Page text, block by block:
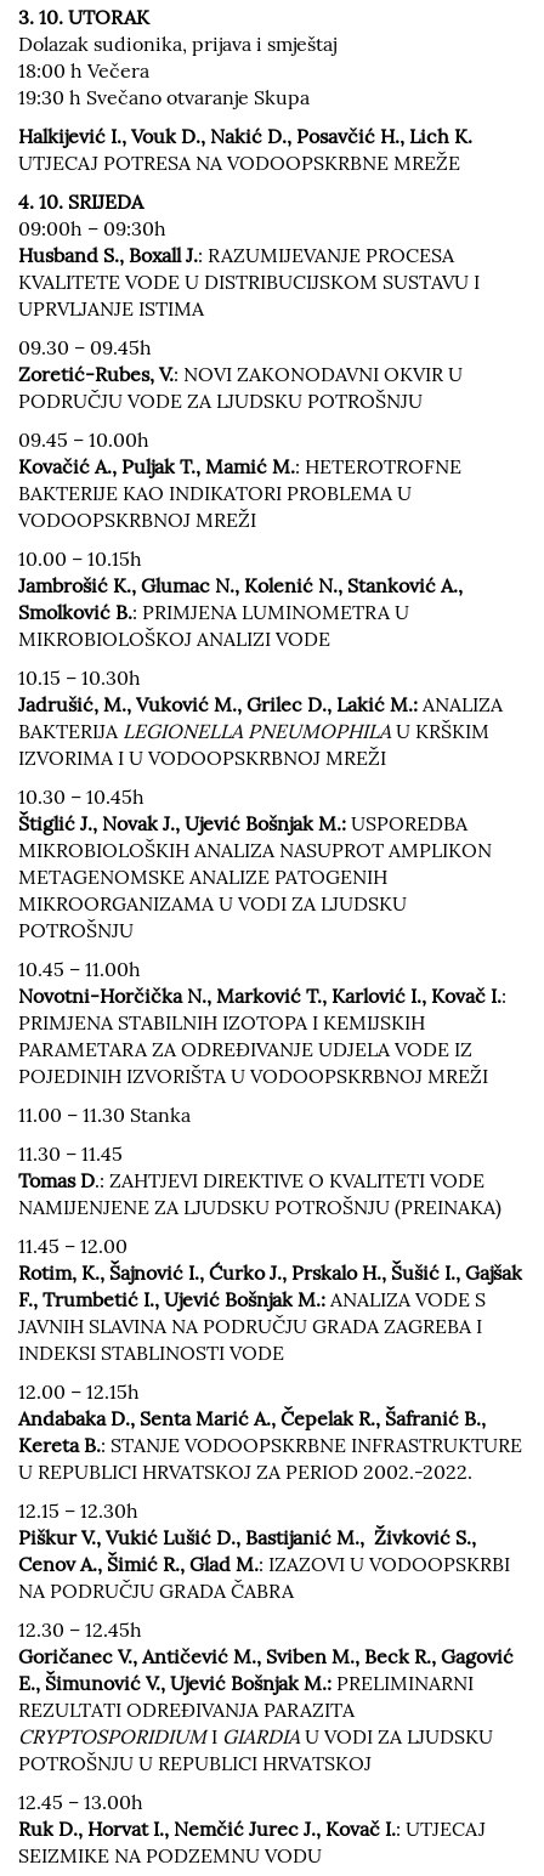
3. 10. UTORAK
Dolazak sudionika, prijava i smještaj
18:00 h Večera
19:30 h Svečano otvaranje Skupa
Halkijević I., Vouk D., Nakić D., Posavčić H., Lich K.
UTJECAJ POTRESA NA VODOOPSKRBNE MREŽE
4. 10. SRIJEDA
09:00h – 09:30h
Husband S., Boxall J.: RAZUMIJEVANJE PROCESA
KVALITETE VODE U DISTRIBUCIJSKOM SUSTAVU I
UPRVLJANJE ISTIMA
09.30 – 09.45h
Zoretić-Rubes, V.: NOVI ZAKONODAVNI OKVIR U
PODRUČJU VODE ZA LJUDSKU POTROŠNJU
09.45 – 10.00h
Kovačić A., Puljak T., Mamić M.: HETEROTROFNE
BAKTERIJE KAO INDIKATORI PROBLEMA U
VODOOPSKRBNOJ MREŽI
10.00 – 10.15h
Jambrošić K., Glumac N., Kolenić N., Stanković A.,
Smolković B.: PRIMJENA LUMINOMETRA U
MIKROBIOLOŠKOJ ANALIZI VODE
10.15 – 10.30h
Jadrušić, M., Vuković M., Grilec D., Lakić M.: ANALIZA
BAKTERIJA LEGIONELLA PNEUMOPHILAU KRŠKIM
IZVORIMA I U VODOOPSKRBNOJ MREŽI
10.30 – 10.45h
Štiglić J., Novak J., Ujević Bošnjak M.: USPOREDBA
MIKROBIOLOŠKIH ANALIZA NASUPROT AMPLIKON
METAGENOMSKE ANALIZE PATOGENIH
MIKROORGANIZAMA U VODI ZA LJUDSKU
POTROŠNJU
10.45 – 11.00h
Novotni-Horčička N., Marković T., Karlović I., Kovač I.:
PRIMJENA STABILNIH IZOTOPA I KEMIJSKIH
PARAMETARA ZA ODREĐIVANJE UDJELA VODE IZ
POJEDINIH IZVORIŠTA U VODOOPSKRBNOJ MREŽI
11.00 – 11.30 Stanka
11.30 – 11.45
Tomas D.: ZAHTJEVI DIREKTIVE O KVALITETI VODE
NAMIJENJENE ZA LJUDSKU POTROŠNJU (PREINAKA)
11.45 – 12.00
Rotim, K., Šajnović I., Ćurko J., Prskalo H., Šušić I., Gajšak
F., Trumbetić I., Ujević Bošnjak M.: ANALIZA VODE S
JAVNIH SLAVINA NA PODRUČJU GRADA ZAGREBA I
INDEKSI STABLINOSTI VODE
12.00 – 12.15h
Andabaka D., Senta Marić A., Čepelak R., Šafranić B.,
Kereta B.: STANJE VODOOPSKRBNE INFRASTRUKTURE
U REPUBLICI HRVATSKOJ ZA PERIOD 2002.-2022.
12.15 – 12.30h
Piškur V., Vukić Lušić D., Bastijanić M., Živković S.,
Cenov A., Šimić R., Glad M.: IZAZOVI U VODOOPSKRBI
NA PODRUČJU GRADA ČABRA
12.30 – 12.45h
Goričanec V., Antičević M., Sviben M., Beck R., Gagović
E., Šimunović V., Ujević Bošnjak M.: PRELIMINARNI
REZULTATI ODREĐIVANJA PARAZITA
CRYPTOSPORIDIUMI GIARDIAU VODI ZA LJUDSKU
POTROŠNJU U REPUBLICI HRVATSKOJ
12.45 – 13.00h
Ruk D., Horvat I., Nemčić Jurec J., Kovač I.: UTJECAJ
SEIZMIKE NA PODZEMNU VODU